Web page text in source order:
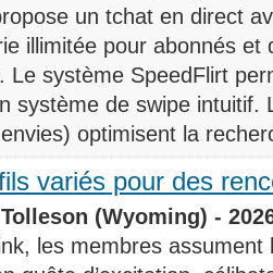
un tchat en direct
illimitée pour abonnés et
Le système SpeedFlirt
système de swipe intuitif.
optimisent la
variés pour des
(Wyoming) -
les membres